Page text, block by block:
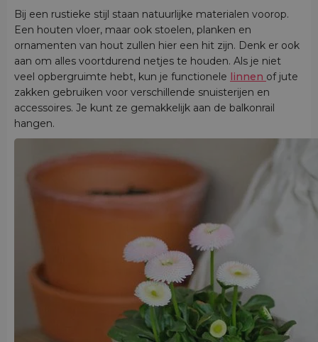
Bij een rustieke stijl staan natuurlijke materialen voorop.
Een houten vloer, maar ook stoelen, planken en
ornamenten van hout zullen hier een hit zijn. Denk er ook
aan om alles voortdurend netjes te houden. Als je niet
veel opbergruimte hebt, kun je functionele linnen of jute
zakken gebruiken voor verschillende snuisterijen en
accessoires. Je kunt ze gemakkelijk aan de balkonrail
hangen.